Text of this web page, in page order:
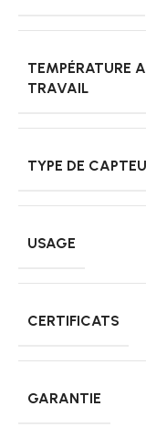
TEMPÉRATURE
TRAVAIL
TYPE DE
USAGE
CERTIFICATS
GARANTIE